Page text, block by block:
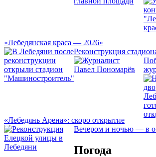
«Лебедянская краса — 2026»
Реконструкция
«Лебедянь Арена»: скоро открытие
Вечером и ночью — в
Погода